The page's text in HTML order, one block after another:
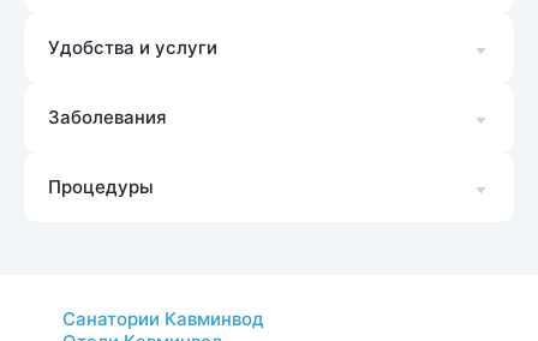
Удобства и услуги
Заболевания
Процедуры
Санатории Кавминвод